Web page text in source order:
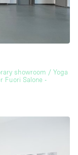
showroom / Yoga
Fuori Salone -